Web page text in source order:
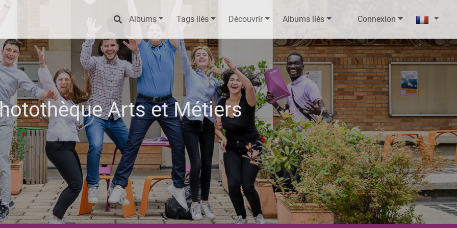
Albums Tags liés Découvrir Albums liés Connexion
Arts et Métiers